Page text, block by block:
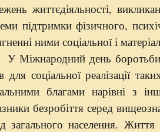
життєдіяльності,
підтримки фізичного,
ними соціальної і
У Міжнародний день боротьби
для соціальної реалізації
благами нарівні з
безробіття серед
загального населення.